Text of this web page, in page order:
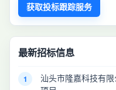
获取投标跟踪服务
最新招标信息
1
汕头市隆嘉科技有